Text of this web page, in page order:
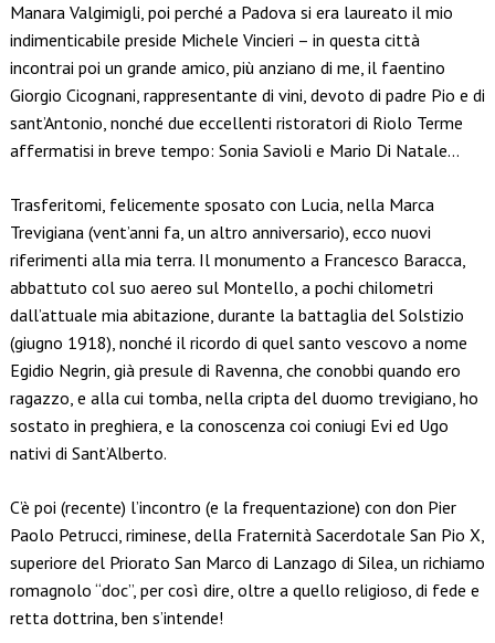
Manara Valgimigli, poi perché a Padova si era laureato il mio
indimenticabile preside Michele Vincieri – in questa città
incontrai poi un grande amico, più anziano di me, il faentino
Giorgio Cicognani, rappresentante di vini, devoto di padre Pio e di
sant’Antonio, nonché due eccellenti ristoratori di Riolo Terme
affermatisi in breve tempo: Sonia Savioli e Mario Di Natale…
Trasferitomi, felicemente sposato con Lucia, nella Marca
Trevigiana (vent’anni fa, un altro anniversario), ecco nuovi
riferimenti alla mia terra. Il monumento a Francesco Baracca,
abbattuto col suo aereo sul Montello, a pochi chilometri
dall’attuale mia abitazione, durante la battaglia del Solstizio
(giugno 1918), nonché il ricordo di quel santo vescovo a nome
Egidio Negrin, già presule di Ravenna, che conobbi quando ero
ragazzo, e alla cui tomba, nella cripta del duomo trevigiano, ho
sostato in preghiera, e la conoscenza coi coniugi Evi ed Ugo
nativi di Sant’Alberto.
C’è poi (recente) l’incontro (e la frequentazione) con don Pier
Paolo Petrucci, riminese, della Fraternità Sacerdotale San Pio X,
superiore del Priorato San Marco di Lanzago di Silea, un richiamo
romagnolo “doc”, per così dire, oltre a quello religioso, di fede e
retta dottrina, ben s’intende!